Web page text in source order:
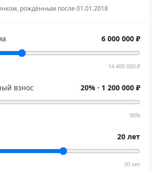
рождённым после 01.01.2018
6 000 000 ₽
14 400 000 ₽
взнос 20% · 1 200 000 ₽
90%
20 лет
30 лет